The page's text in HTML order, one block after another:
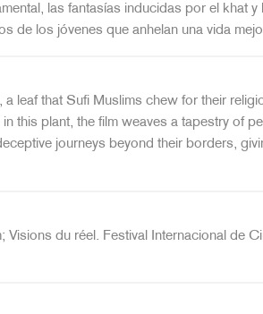
las fantasías inducidas por el khat y
de los jóvenes que anhelan una vida
leaf that Sufi Muslims chew for their
this plant, the film weaves a tapestry of
journeys beyond their borders,
du réel. Festival Internacional de